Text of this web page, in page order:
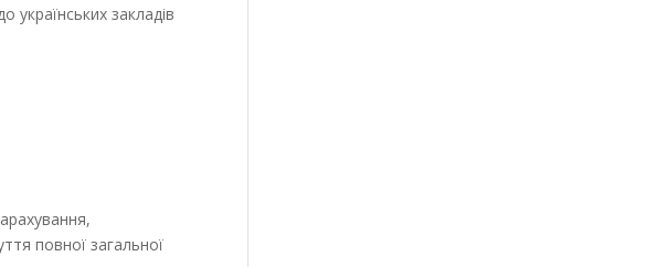
закладів
повної загальної